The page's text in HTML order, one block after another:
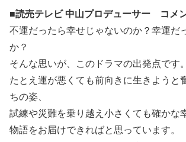
■読売テレビ 中山プロデューサー コメ
不運だったら幸せじゃないのか？幸運だ
か？
そんな思いが、このドラマの出発点です。
たとえ運が悪くても前向きに生きようと
ちの姿、
試練や災難を乗り越え小さくても確かな
物語をお届けできればと思っています。